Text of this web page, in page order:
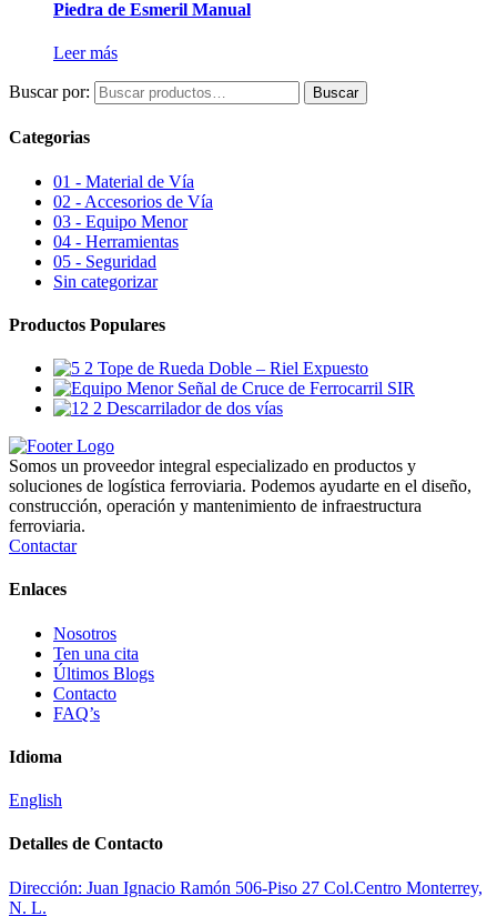
Piedra de Esmeril Manual
Leer más
Buscar por: Buscar
Categorias
01 - Material de Vía
02 - Accesorios de Vía
03 - Equipo Menor
04 - Herramientas
05 - Seguridad
Sin categorizar
Productos Populares
Tope de Rueda Doble – Riel Expuesto
Señal de Cruce de Ferrocarril SIR
Descarrilador de dos vías
Somos un proveedor integral especializado en productos y
soluciones de logística ferroviaria. Podemos ayudarte en el diseño,
construcción, operación y mantenimiento de infraestructura
ferroviaria.
Contactar
Enlaces
Nosotros
Ten una cita
Últimos Blogs
Contacto
FAQ’s
Idioma
English
Detalles de Contacto
Dirección: Juan Ignacio Ramón 506-Piso 27 Col.Centro Monterrey,
N. L.